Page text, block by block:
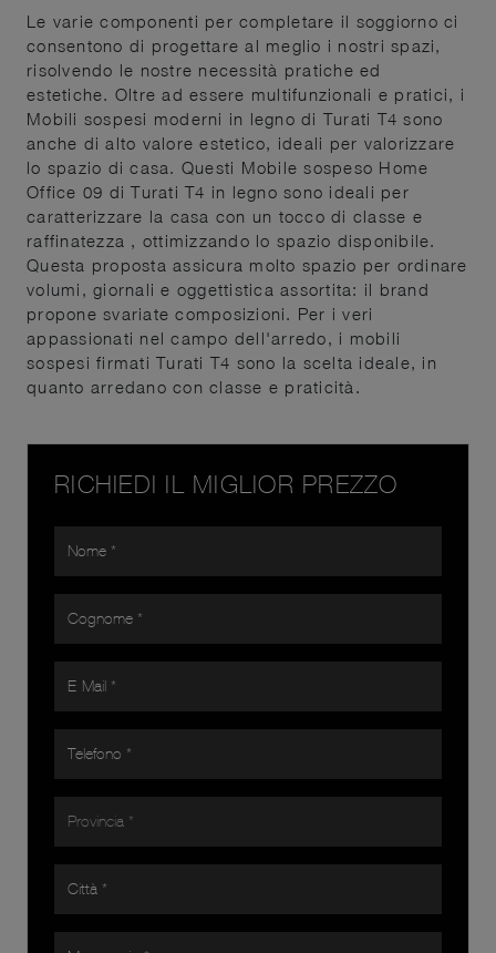
Le varie componenti per completare il soggiorno ci
consentono di progettare al meglio i nostri spazi,
risolvendo le nostre necessità pratiche ed
estetiche. Oltre ad essere multifunzionali e pratici, i
Mobili sospesi moderni in legno di Turati T4 sono
anche di alto valore estetico, ideali per valorizzare
lo spazio di casa. Questi Mobile sospeso Home
Office 09 di Turati T4 in legno sono ideali per
caratterizzare la casa con un tocco di classe e
raffinatezza , ottimizzando lo spazio disponibile.
Questa proposta assicura molto spazio per ordinare
volumi, giornali e oggettistica assortita: il brand
propone svariate composizioni. Per i veri
appassionati nel campo dell'arredo, i mobili
sospesi firmati Turati T4 sono la scelta ideale, in
quanto arredano con classe e praticità.
RICHIEDI IL MIGLIOR PREZZO